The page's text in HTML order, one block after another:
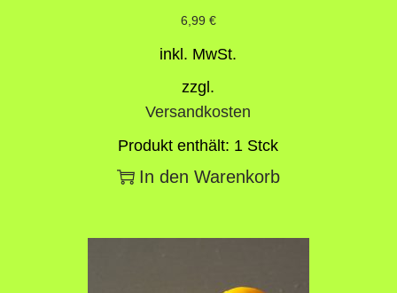
6,99 €
inkl. MwSt.
zzgl.
Versandkosten
Produkt enthält: 1 Stck
In den Warenkorb